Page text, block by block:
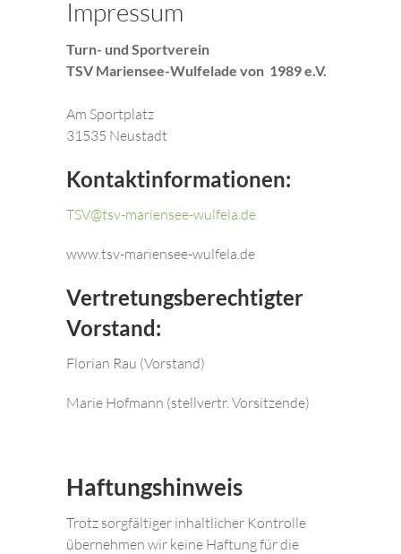
Impressum
Turn- und Sportverein
TSV Mariensee-Wulfelade von 1989 e.V.
Am Sportplatz
31535 Neustadt
Kontaktinformationen:
TSV@tsv-mariensee-wulfela.de
www.tsv-mariensee-wulfela.de
Vertretungsberechtigter
Vorstand:
Florian Rau (Vorstand)
Marie Hofmann (stellvertr. Vorsitzende)
Haftungshinweis
Trotz sorgfältiger inhaltlicher Kontrolle
übernehmen wir keine Haftung für die